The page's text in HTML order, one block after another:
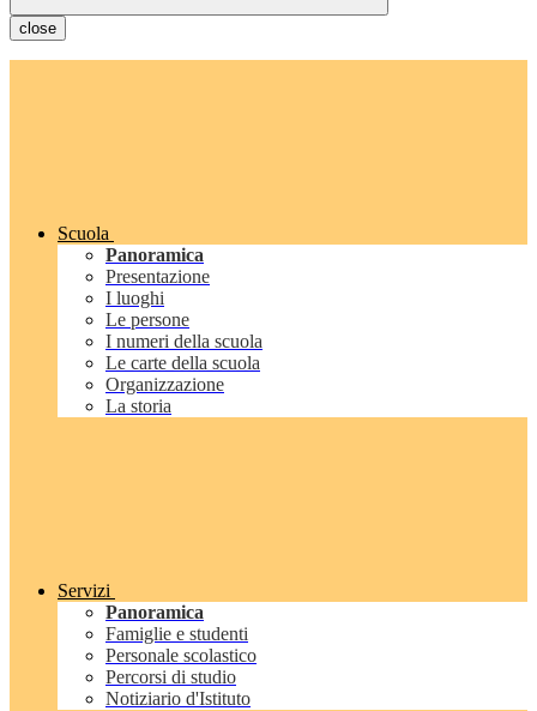
close
Scuola
Panoramica
Presentazione
I luoghi
Le persone
I numeri della scuola
Le carte della scuola
Organizzazione
La storia
Servizi
Panoramica
Famiglie e studenti
Personale scolastico
Percorsi di studio
Notiziario d'Istituto